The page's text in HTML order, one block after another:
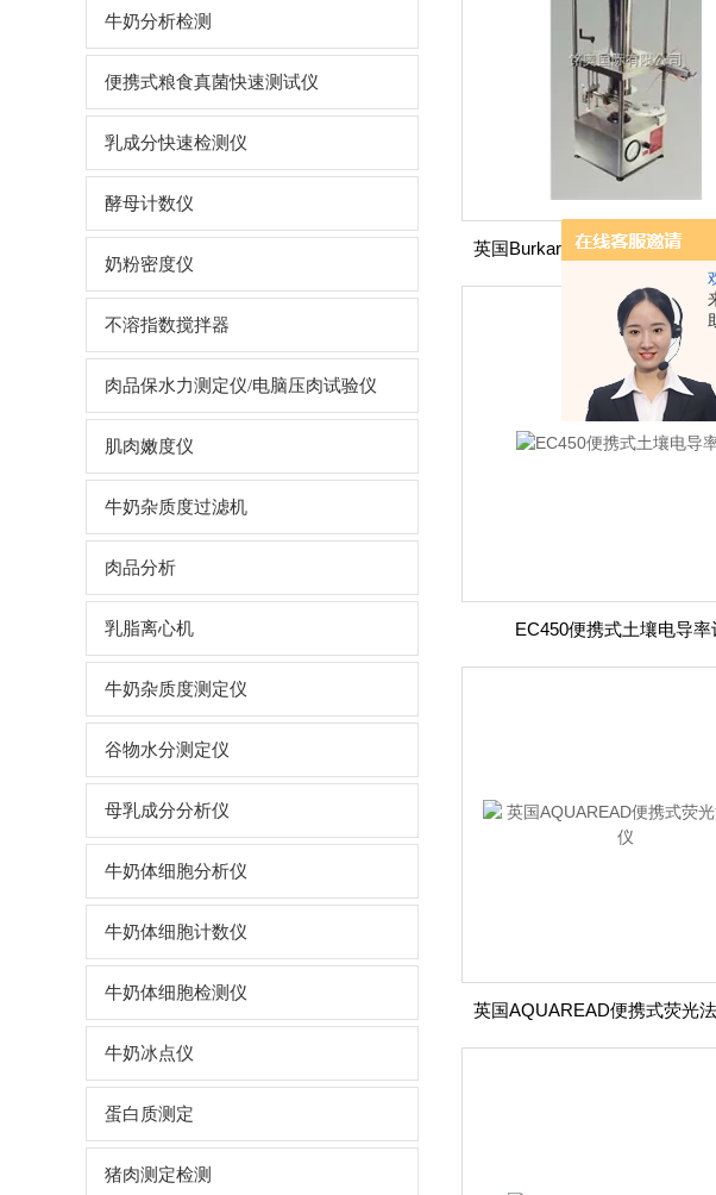
牛奶分析检测
便携式粮食真菌快速测试仪
乳成分快速检测仪
酵母计数仪
奶粉密度仪
不溶指数搅拌器
肉品保水力测定仪/电脑压肉试验仪
肌肉嫩度仪
牛奶杂质度过滤机
肉品分析
乳脂离心机
牛奶杂质度测定仪
谷物水分测定仪
母乳成分分析仪
牛奶体细胞分析仪
牛奶体细胞计数仪
牛奶体细胞检测仪
牛奶冰点仪
蛋白质测定
猪肉测定检测
EC450便携式土壤电导率
英国AQUAREAD便携式荧光